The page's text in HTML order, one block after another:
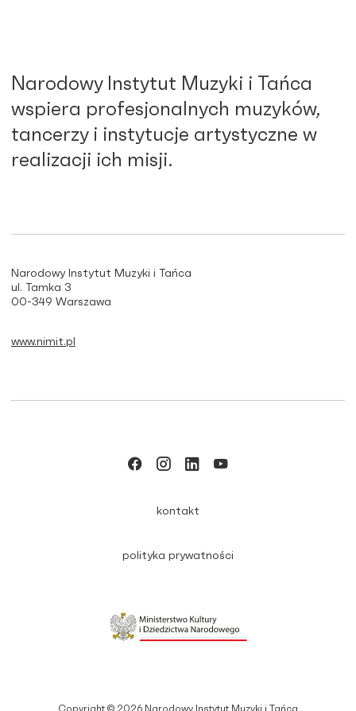
Narodowy Instytut Muzyki i Tańca
wspiera profesjonalnych muzyków,
tancerzy i instytucje artystyczne w
realizacji ich misji.
Narodowy Instytut Muzyki i Tańca
ul. Tamka 3
00-349 Warszawa
www.nimit.pl
Copyright © 2026 Narodowy Instytut Muzyki i Tańca
kontakt
polityka prywatności